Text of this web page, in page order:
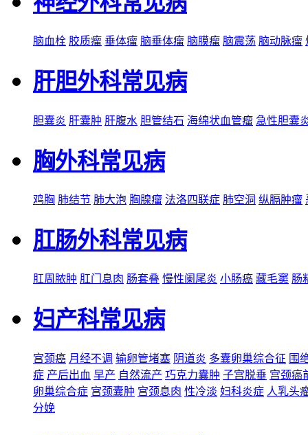
脑血栓 胶质瘤 垂体瘤 脑垂体瘤 脑膜瘤 脑震荡 脑动脉瘤
肝胆外科常见病
胆囊炎 肝囊肿 肝腹水 胆管结石 海绵状血管瘤 急性胆囊
胸外科常见病
鸡胸 肺结节 肺大泡 胸腺瘤 法洛四联症 肺空洞 纵膈肿瘤
肛肠外科常见病
肛周脓肿 肛门息肉 肠套叠 慢性阑尾炎 小肠癌 藏毛窦 肠
妇产科常见病
宫颈癌 月经不调 输卵管堵塞 阴道炎 多囊卵巢综合征 围
症 产后出血 早产 自然流产 巧克力囊肿 子宫脱垂 宫颈癌
卵巢综合症 宫颈囊肿 宫颈息肉 性冷淡 妇科炎症 人乳头
分娩